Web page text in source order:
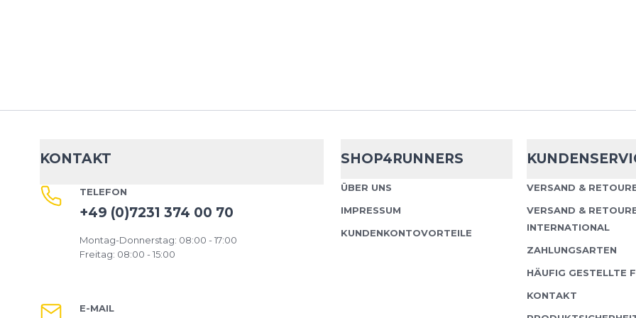
Die neue Generation
Komfort, beugt Blasen
optimale Belüftung b...
Compressport
KONTAKT
TELEFON
+49 (0)7231 374 00 70
Montag-Donnerstag: 08:00 - 17:00
Freitag: 08:00 - 15:00
E-MAIL
SHOP4RUNNERS
ÜBER UNS
IMPRESSUM
KUNDENKONTOVORTEILE
VERSAND &
VERSAND &
INTERNATIONAL
ZAHLUNGSARTEN
HÄUFIG GESTELLTE
KONTAKT